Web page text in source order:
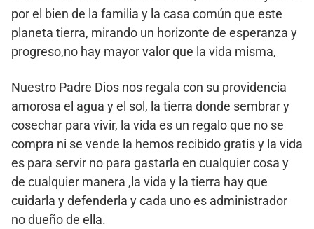
por el bien de la familia y la casa común que este
planeta tierra, mirando un horizonte de esperanza y
progreso,no hay mayor valor que la vida misma,
Nuestro Padre Dios nos regala con su providencia
amorosa el agua y el sol, la tierra donde sembrar y
cosechar para vivir, la vida es un regalo que no se
compra ni se vende la hemos recibido gratis y la vida
es para servir no para gastarla en cualquier cosa y
de cualquier manera ,la vida y la tierra hay que
cuidarla y defenderla y cada uno es administrador
no dueño de ella.